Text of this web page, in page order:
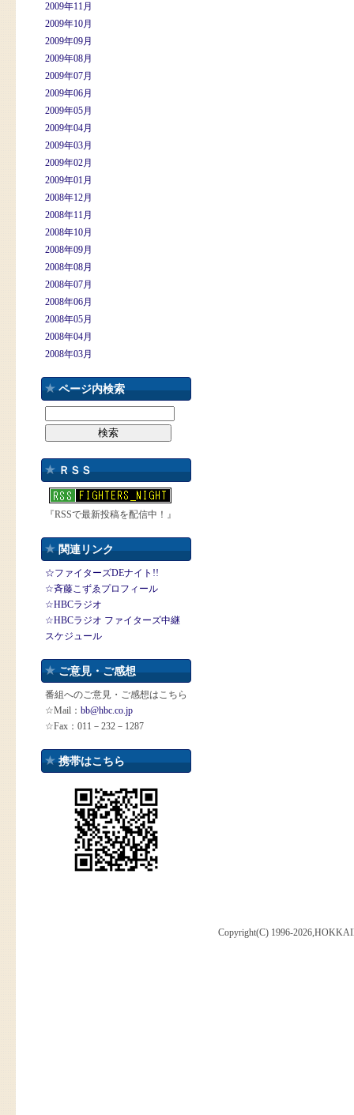
2009年11月
2009年10月
2009年09月
2009年08月
2009年07月
2009年06月
2009年05月
2009年04月
2009年03月
2009年02月
2009年01月
2008年12月
2008年11月
2008年10月
2008年09月
2008年08月
2008年07月
2008年06月
2008年05月
2008年04月
2008年03月
ページ内検索
ＲＳＳ
『RSSで最新投稿を配信中！』
関連リンク
☆ファイターズDEナイト!!
☆斉藤こずゑプロフィール
☆HBCラジオ
☆HBCラジオ ファイターズ中継
スケジュール
ご意見・ご感想
番組へのご意見・ご感想はこちら
☆Mail： bb@hbc.co.jp
☆Fax：011－232－1287
携帯はこちら
Copyright(C) 1996-